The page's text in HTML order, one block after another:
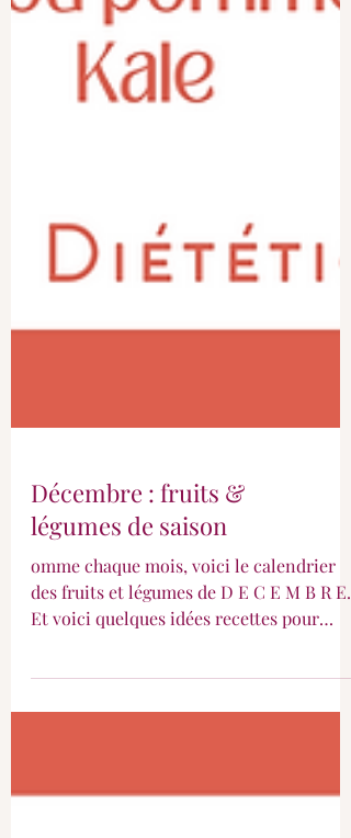
Décembre : fruits &
légumes de saison
omme chaque mois, voici le calendrier